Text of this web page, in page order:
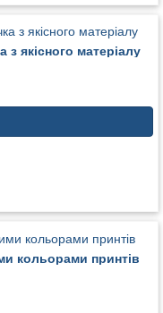
якісного матеріалу
кольорами принтів